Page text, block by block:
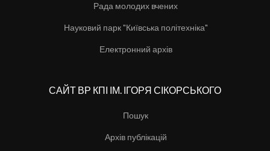
Рада молодих вчених
Науковий парк "Київська політехніка"
Електронний архів
САЙТ ВР КПІ ІМ. ІГОРЯ СІКОРСЬКОГО
Пошук
Архів публікацій